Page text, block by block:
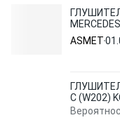
1.8/2.0D 0
ASMET
C (W202)